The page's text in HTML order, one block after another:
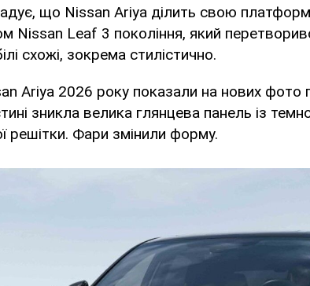
що Nissan Ariya ділить свою
Nissan Leaf 3 покоління, який
схожі, зокрема стилістично.
Ariya 2026 року показали на нових фото
зникла велика глянцева панель із
решітки. Фари змінили форму.